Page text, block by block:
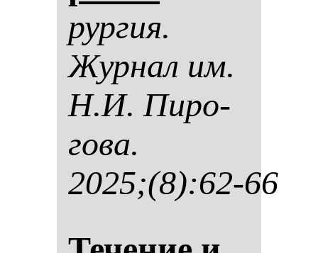
рур­гия.
Жур­нал им.
Н.И. Пи­ро­
го­ва.
2025;(8):62-66